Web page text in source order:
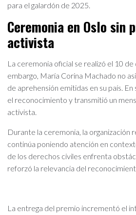
para el galardón de 2025.
Ceremonia en Oslo sin
activista
La ceremonia oficial se realizó el 10
embargo, María Corina Machado no
de aprehensión emitidas en su país. En
el reconocimiento y transmitió un
activista.
Durante la ceremonia, la organización
continúa poniendo atención en
de los derechos civiles enfrenta
reforzó la relevancia del
La entrega del premio incrementó el